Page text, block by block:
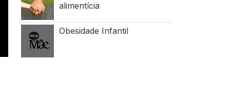
alimentícia
Obesidade Infantil